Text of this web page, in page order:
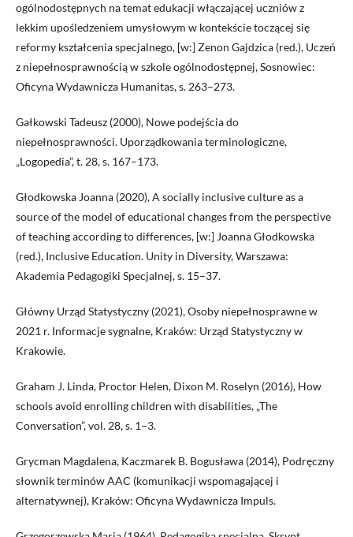
ogólnodostępnych na temat edukacji włączającej uczniów z
lekkim upośledzeniem umysłowym w kontekście toczącej się
reformy kształcenia specjalnego, [w:] Zenon Gajdzica (red.), Uczeń
z niepełnosprawnością w szkole ogólnodostępnej, Sosnowiec:
Oficyna Wydawnicza Humanitas, s. 263–273.
Gałkowski Tadeusz (2000), Nowe podejścia do
niepełnosprawności. Uporządkowania terminologiczne,
„Logopedia”, t. 28, s. 167–173.
Głodkowska Joanna (2020), A socially inclusive culture as a
source of the model of educational changes from the perspective
of teaching according to differences, [w:] Joanna Głodkowska
(red.), Inclusive Education. Unity in Diversity, Warszawa:
Akademia Pedagogiki Specjalnej, s. 15–37.
Główny Urząd Statystyczny (2021), Osoby niepełnosprawne w
2021 r. Informacje sygnalne, Kraków: Urząd Statystyczny w
Krakowie.
Graham J. Linda, Proctor Helen, Dixon M. Roselyn (2016), How
schools avoid enrolling children with disabilities, „The
Conversation”, vol. 28, s. 1–3.
Grycman Magdalena, Kaczmarek B. Bogusława (2014), Podręczny
słownik terminów AAC (komunikacji wspomagającej i
alternatywnej), Kraków: Oficyna Wydawnicza Impuls.